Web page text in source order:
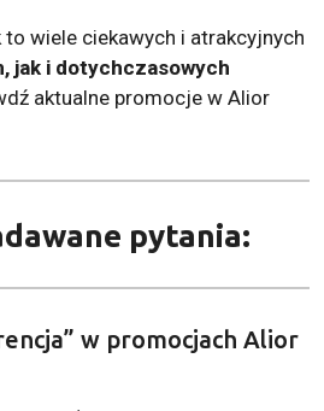
to wiele ciekawych i atrakcyjnych
jak i dotychczasowych
aktualne promocje w Alior
pytania:
w promocjach Alior